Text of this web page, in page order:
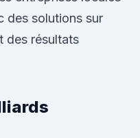
solutions sur
des résultats